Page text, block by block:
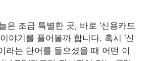
은 조금 특별한 곳, 바로 ‘신용카드
야기를 풀어볼까 합니다. 혹시 ‘신
라는 단어를 들으셨을 때 어떤 이